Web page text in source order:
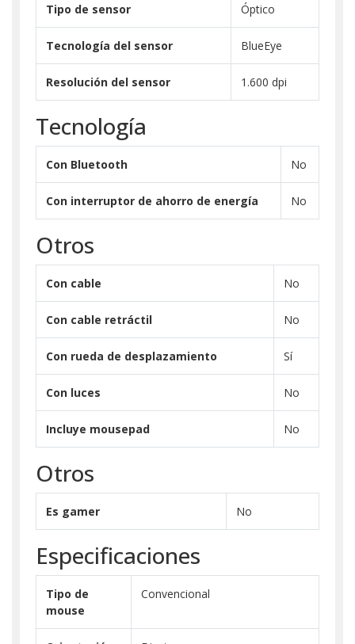
Tipo de sensor Óptico
Tecnología del sensor BlueEye
Resolución del sensor 1.600 dpi
Tecnología
Con Bluetooth No
Con interruptor de ahorro de energía No
Otros
Con cable No
Con cable retráctil No
Con rueda de desplazamiento Sí
Con luces No
Incluye mousepad No
Otros
Es gamer No
Especificaciones
Tipo de
mouse
Convencional